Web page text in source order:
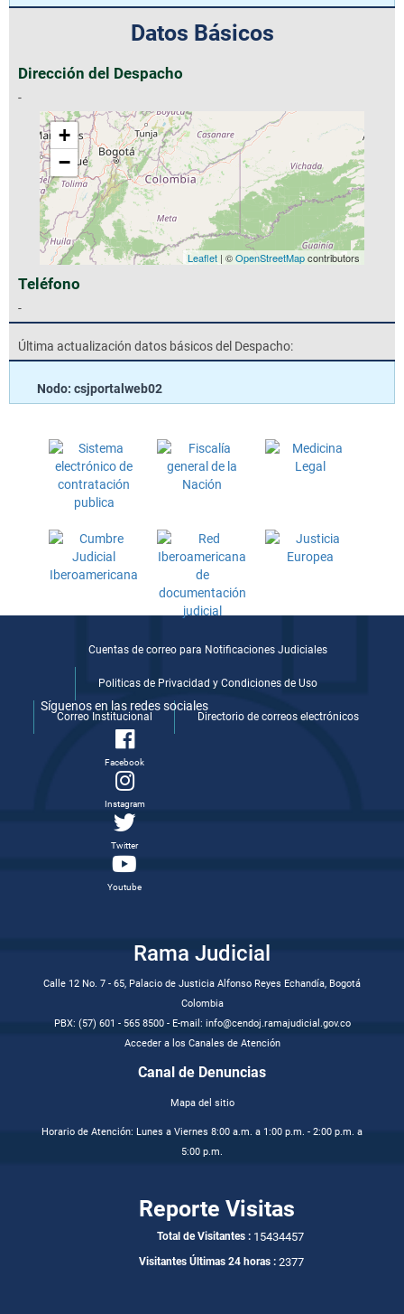
Datos Básicos
Dirección del Despacho
-
+
−
Leaflet| ©OpenStreetMapcontributors
Teléfono
-
Última actualización datos básicos del Despacho:
Nodo: csjportalweb02
Cuentas de correo para Notificaciones Judiciales
Politicas de Privacidad y Condiciones de Uso
Correo Institucional Directorio de correos electrónicos
Síguenos en las redes sociales
Facebook
Instagram
Twitter
Youtube
Rama Judicial
Calle 12 No. 7 - 65, Palacio de Justicia Alfonso Reyes Echandía, Bogotá
Colombia
PBX: (57) 601 - 565 8500 - E-mail: info@cendoj.ramajudicial.gov.co
Acceder a los Canales de Atención
Canal de Denuncias
Mapa del sitio
Horario de Atención: Lunes a Viernes 8:00 a.m. a 1:00 p.m. - 2:00 p.m. a
5:00 p.m.
Reporte Visitas
Total de Visitantes : 15434457
Visitantes Últimas 24 horas : 2377